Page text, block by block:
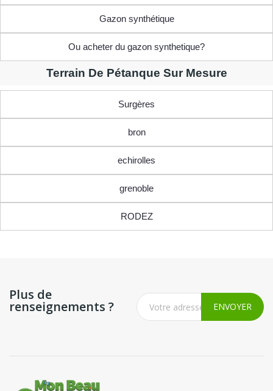
Gazon synthétique
Ou acheter du gazon synthetique?
Terrain De Pétanque Sur Mesure
Surgères
bron
echirolles
grenoble
RODEZ
Plus de
renseignements ?